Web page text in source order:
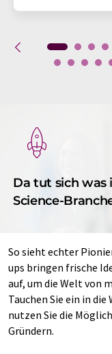
Da tut sich was
Science-
So sieht echter
ups bringen frische
auf, um die Welt von
Tauchen Sie ein in
nutzen Sie die
Gründern.